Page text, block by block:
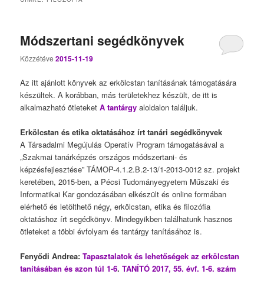
Módszertani segédkönyvek
Közzétéve2015-11-19
Az itt ajánlott könyvek az erkölcstan tanításának támogatására
készültek. A korábban, más területekhez készült, de itt is
alkalmazható ötleteketA tantárgy aloldalon találjuk.
Erkölcstan és etika oktatásához írt tanári segédkönyvek
A Társadalmi Megújulás Operatív Program támogatásával a
„Szakmai tanárképzés országos módszertani- és
képzésfejlesztése” TÁMOP-4.1.2.B.2-13/1-2013-0012 sz. projekt
keretében, 2015-ben, a Pécsi Tudományegyetem Műszaki és
Informatikai Kar gondozásában elkészült és online formában
elérhető és letölthető négy, erkölcstan, etika és filozófia
oktatáshoz írt segédkönyv. Mindegyikben találhatunk hasznos
ötleteket a többi évfolyam és tantárgy tanításához is.
Fenyődi Andrea:Tapasztalatok és lehetőségek az erkölcstan
tanításában és azon túl 1-6.TANÍTÓ 2017, 55. évf. 1-6. szám